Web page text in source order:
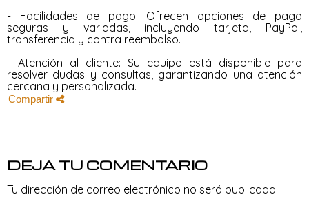
- Facilidades de pago: Ofrecen opciones de pago
seguras y variadas, incluyendo tarjeta, PayPal,
transferencia y contra reembolso.
- Atención al cliente: Su equipo está disponible para
resolver dudas y consultas, garantizando una atención
cercana y personalizada.
Compartir
DEJA TU COMENTARIO
Tu dirección de correo electrónico no será publicada.